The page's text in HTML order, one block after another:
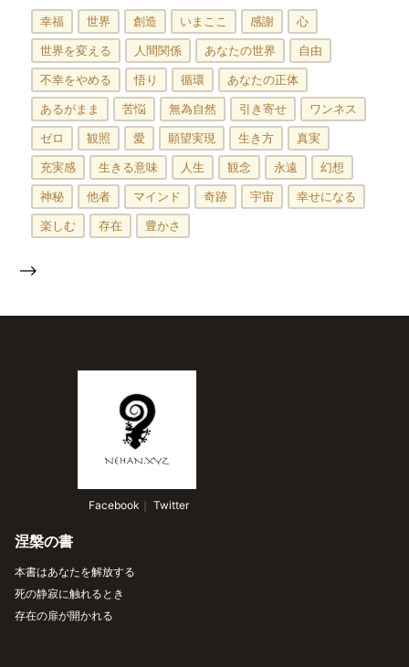
幸福 世界 創造 いまここ 感謝
心
世界を変える
人間関係 あなたの世界
自由
不幸をやめる
悟り 循環
あなたの正体
あるがまま
苦悩 無為自然 引き寄せ
ワンネス
ゼロ
観照 愛 願望実現 生き方
真実
充実感
生きる意味 人生 観念 永遠
幻想
神秘
他者 マインド 奇跡 宇宙
幸せになる
楽しむ
存在 豊かさ
-->
Facebook ｜ Twitter
涅槃の書
本書はあなたを解放する
死の静寂に触れるとき
存在の扉が開かれる